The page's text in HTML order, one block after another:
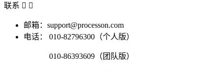
联系  
邮箱：support@processon.com
电话：
010-82796300（个人版）
010-86393609（团队版）